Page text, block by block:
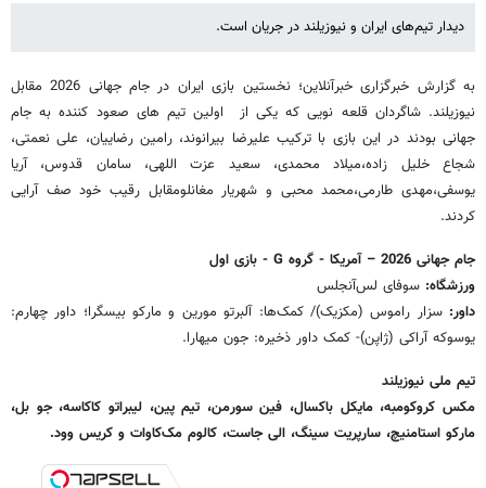
دیدار تیم‌های ایران و نیوزیلند در جریان است.
به گزارش خبرگزاری خبرآنلاین؛ نخستین بازی ایران در جام جهانی 2026 مقابل
نیوزیلند. شاگردان قلعه نویی که یکی از اولین تیم های صعود کننده به جام
جهانی بودند در این بازی با ترکیب علیرضا بیرانوند، رامین رضاییان، علی نعمتی،
شجاع خلیل زاده،میلاد محمدی، سعید عزت اللهی، سامان قدوس، آریا
یوسفی،مهدی طارمی،محمد محبی و شهریار مغانلومقابل رقیب خود صف آرایی
کردند.
جام جهانی 2026 – آمریکا - گروه G - بازی اول
ورزشگاه: سوفای لس‌آنجلس
داور:سزار راموس (مکزیک)/ کمک‌ها: آلبرتو مورین و مارکو بیسگرا؛ داور چهارم:
یوسوکه آراکی (ژاپن)- کمک داور ذخیره: جون میهارا.
تیم ملی نیوزیلند
مکس کروکومبه، مایکل باکسال، فین سورمن، تیم پین، لیبراتو کاکاسه، جو بل،
مارکو استامنیچ، سارپریت سینگ، الی جاست، کالوم مک‌کاوات و کریس وود.